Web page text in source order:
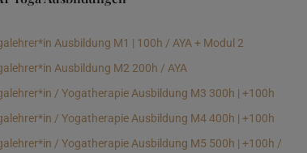
Ausbildung M1 | 100h / AYA + Modul 2
Ausbildung M2 200h / AYA
/ Yogatherapie Ausbildung M3 300h | +100h
/ Yogatherapie Ausbildung M4 400h | +100h
/ Yogatherapie Ausbildung M5 500h | +100h /